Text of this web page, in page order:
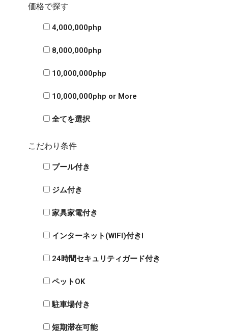
価格で探す
4,000,000php
8,000,000php
10,000,000php
10,000,000php or More
全てを選択
こだわり条件
プール付き
ジム付き
家具家電付き
インターネット(WIFI)付きI
24時間セキュリティガード付き
ペットOK
駐車場付き
短期滞在可能